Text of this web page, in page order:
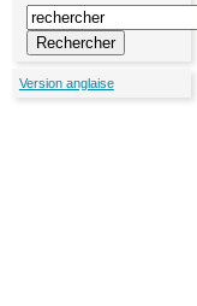
Version anglaise